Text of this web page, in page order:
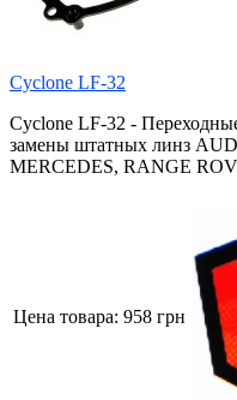
Cyclone LF-32
Cyclone LF-32 -
замены штатных линз
MERCEDES, RANGE
Цена товара: 958 грн